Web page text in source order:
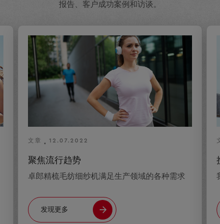
报告、客户成功案例和访谈。
文章 12.07.2022
聚焦流行趋势
卓郎精梳毛纺细纱机满足生产领域的各种需求
发现更多